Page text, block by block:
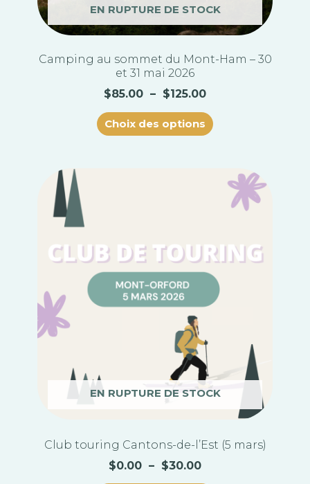
EN RUPTURE DE STOCK
Camping au sommet du Mont-Ham – 30
et 31 mai 2026
$85.00 – $125.00
Choix des options
du
produit
EN RUPTURE DE STOCK
Club touring Cantons-de-l’Est (5 mars)
$0.00 – $30.00
$30.00
produit
Les
options
peuvent
page
du
produit